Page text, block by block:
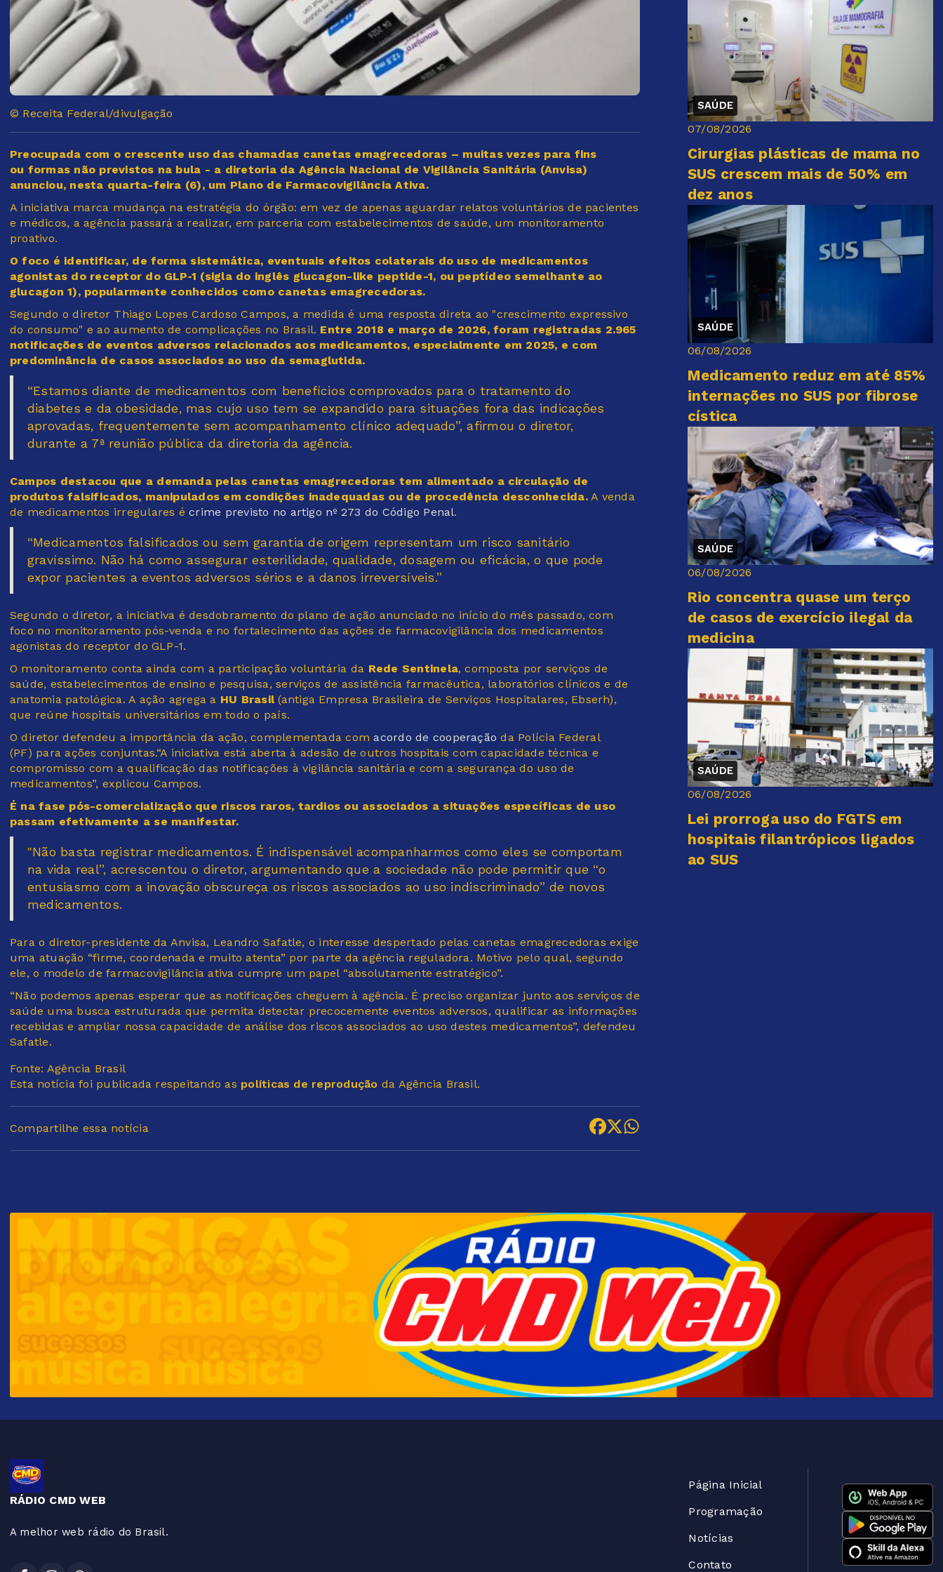
© Receita Federal/divulgação
Preocupada com o crescente uso das chamadas canetas emagrecedoras – muitas vezes para fins
ou formas não previstos na bula - a diretoria da Agência Nacional de Vigilância Sanitária (Anvisa)
anunciou, nesta quarta-feira (6), um Plano de Farmacovigilância Ativa.
A iniciativa marca mudança na estratégia do órgão: em vez de apenas aguardar relatos voluntários de pacientes
e médicos, a agência passará a realizar, em parceria com estabelecimentos de saúde, um monitoramento
proativo.
O foco é identificar, de forma sistemática, eventuais efeitos colaterais do uso de medicamentos
agonistas do receptor do GLP‑1 (sigla do inglês glucagon-like peptide-1, ou peptídeo semelhante ao
glucagon 1), popularmente conhecidos como canetas emagrecedoras.
Segundo o diretor Thiago Lopes Cardoso Campos, a medida é uma resposta direta ao "crescimento expressivo
do consumo" e ao aumento de complicações no Brasil. Entre 2018 e março de 2026, foram registradas 2.965
notificações de eventos adversos relacionados aos medicamentos, especialmente em 2025, e com
predominância de casos associados ao uso da semaglutida.
“Estamos diante de medicamentos com benefícios comprovados para o tratamento do
diabetes e da obesidade, mas cujo uso tem se expandido para situações fora das indicações
aprovadas, frequentemente sem acompanhamento clínico adequado”, afirmou o diretor,
durante a 7ª reunião pública da diretoria da agência.
Campos destacou que a demanda pelas canetas emagrecedoras tem alimentado a circulação de
produtos falsificados, manipulados em condições inadequadas ou de procedência desconhecida.A venda
de medicamentos irregulares écrime previsto no artigo nº 273 do Código Penal.
“Medicamentos falsificados ou sem garantia de origem representam um risco sanitário
gravíssimo. Não há como assegurar esterilidade, qualidade, dosagem ou eficácia, o que pode
expor pacientes a eventos adversos sérios e a danos irreversíveis.”
Segundo o diretor, a iniciativa é desdobramento do plano de ação anunciado no início do mês passado, com
foco no monitoramento pós-venda e no fortalecimento das ações de farmacovigilância dos medicamentos
agonistas do receptor do GLP-1.
O monitoramento conta ainda com a participação voluntária da Rede Sentinela, composta por serviços de
saúde, estabelecimentos de ensino e pesquisa, serviços de assistência farmacêutica, laboratórios clínicos e de
anatomia patológica. A ação agrega a HU Brasil(antiga Empresa Brasileira de Serviços Hospitalares, Ebserh),
que reúne hospitais universitários em todo o país.
O diretor defendeu a importância da ação, complementada comacordo de cooperação da Polícia Federal
(PF) para ações conjuntas.“A iniciativa está aberta à adesão de outros hospitais com capacidade técnica e
compromisso com a qualificação das notificações à vigilância sanitária e com a segurança do uso de
medicamentos”, explicou Campos.
É na fase pós-comercialização que riscos raros, tardios ou associados a situações específicas de uso
passam efetivamente a se manifestar.
"Não basta registrar medicamentos. É indispensável acompanharmos como eles se comportam
na vida real”, acrescentou o diretor, argumentando que a sociedade não pode permitir que “o
entusiasmo com a inovação obscureça os riscos associados ao uso indiscriminado” de novos
medicamentos.
Para o diretor-presidente da Anvisa, Leandro Safatle, o interesse despertado pelas canetas emagrecedoras exige
uma atuação “firme, coordenada e muito atenta” por parte da agência reguladora. Motivo pelo qual, segundo
ele, o modelo de farmacovigilância ativa cumpre um papel “absolutamente estratégico”.
“Não podemos apenas esperar que as notificações cheguem à agência. É preciso organizar junto aos serviços de
saúde uma busca estruturada que permita detectar precocemente eventos adversos, qualificar as informações
recebidas e ampliar nossa capacidade de análise dos riscos associados ao uso destes medicamentos”, defendeu
Safatle.
Fonte: Agência Brasil
Esta notícia foi publicada respeitando as políticas de reprodução da Agência Brasil.
Compartilhe essa notícia
SAÚDE
07/08/2026
Cirurgias plásticas de mama no
SUS crescem mais de 50% em
dez anos
SAÚDE
06/08/2026
Medicamento reduz em até 85%
internações no SUS por fibrose
cística
SAÚDE
06/08/2026
Rio concentra quase um terço
de casos de exercício ilegal da
medicina
SAÚDE
06/08/2026
Lei prorroga uso do FGTS em
hospitais filantrópicos ligados
ao SUS
RÁDIO CMD WEB
A melhor web rádio do Brasil.
Página Inicial
Programação
Notícias
Contato